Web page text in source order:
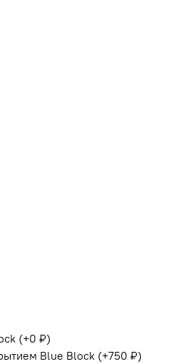
(+0 ₽)
Blue Block (+750 ₽)